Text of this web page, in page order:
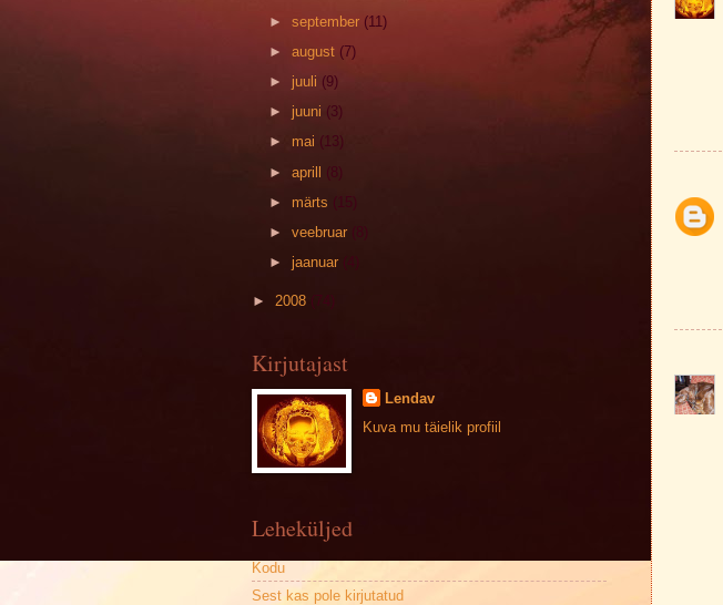
►september (11)
►august (7)
► juuli (9)
► juuni (3)
► mai (13)
►aprill (8)
► märts
(15)
►veebruar
► jaanuar
► 2008
Kirjutajast
Lendav
Kuva mu täielik profiil
Leheküljed
Kodu
Sest kas pole kirjutatud